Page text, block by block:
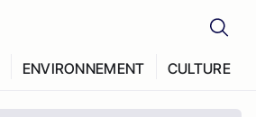
ENVIRONNEMENT CULTURE